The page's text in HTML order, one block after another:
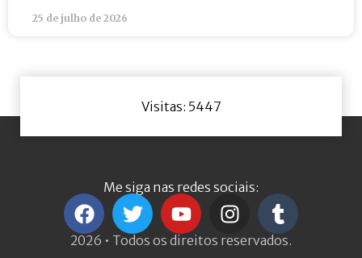
25 de julho de 2026
Visitas: 5447
Me siga nas redes sociais:
2026 • Todos os direitos reservados.